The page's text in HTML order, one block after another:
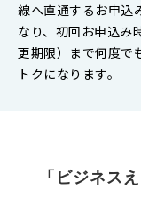
線へ直通するお申込
なり、初回お申込み
更期限）まで何度で
トクになります。
「ビジネス